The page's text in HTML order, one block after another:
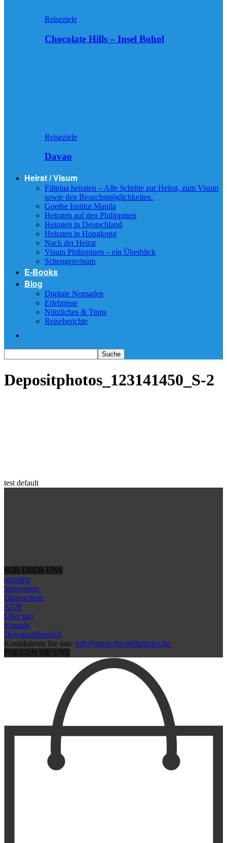
Reiseziele
Chocolate Hills – Insel Bohol
Reiseziele
Davao
Heirat / Visum
Filipina heiraten – Alle Schritte zur Heirat, zum Visum
sowie den Besuchsmöglichkeiten.
Goethe Institut Manila
Heiraten auf den Philippinen
Heiraten in Deutschland
Heiraten in Hongkong
Nach der Heirat
Visum Philippinen – ein Überblick
Schengenvisum
E-Books
Blog
Digitale Nomaden
Erlebnisse
Nützliches & Tipps
Reiseberichte
Depositphotos_123141450_S-2
test default
WIR ÜBER UNS
spenden
Impressum
Datenschutz
AGB
Über uns
Kontakt
Downloadbereich
Kontaktieren Sie uns: info@meet-the-philippines.de.
FOLGEN SIE UNS